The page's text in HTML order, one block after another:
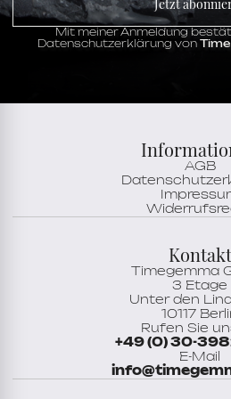
Kaliber
Funktionen
Datum, Drehbare
SwissSuper-
Jetzt
Mit meiner Anmeldung
Datenschutzerklärung von
AGB
Kontakt
Timegemma
3 Etage
Unter den
10117
Rufen Sie
+49 (0) 30-
E-Mail